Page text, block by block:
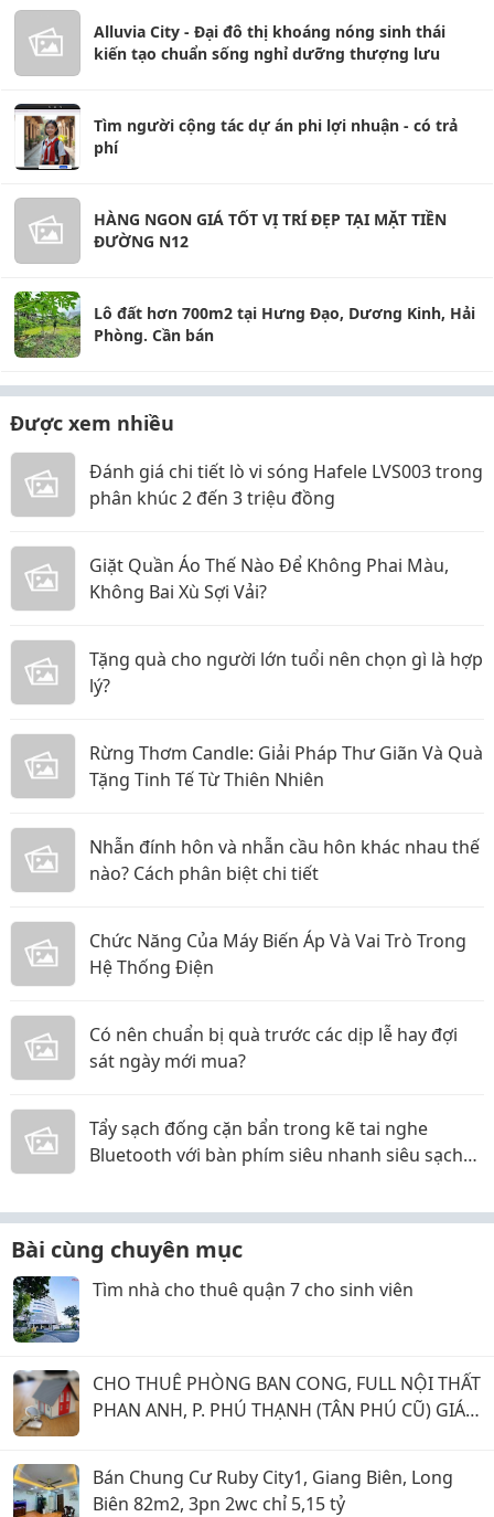
Alluvia City - Đại đô thị khoáng nóng sinh thái
kiến tạo chuẩn sống nghỉ dưỡng thượng lưu
Tìm người cộng tác dự án phi lợi nhuận - có trả
phí
HÀNG NGON GIÁ TỐT VỊ TRÍ ĐẸP TẠI MẶT TIỀN
ĐƯỜNG N12
Lô đất hơn 700m2 tại Hưng Đạo, Dương Kinh, Hải
Phòng. Cần bán
Được xem nhiều
Đánh giá chi tiết lò vi sóng Hafele LVS003 trong
phân khúc 2 đến 3 triệu đồng
Giặt Quần Áo Thế Nào Để Không Phai Màu,
Không Bai Xù Sợi Vải?
Tặng quà cho người lớn tuổi nên chọn gì là hợp
lý?
Rừng Thơm Candle: Giải Pháp Thư Giãn Và Quà
Tặng Tinh Tế Từ Thiên Nhiên
Nhẫn đính hôn và nhẫn cầu hôn khác nhau thế
nào? Cách phân biệt chi tiết
Chức Năng Của Máy Biến Áp Và Vai Trò Trong
Hệ Thống Điện
Có nên chuẩn bị quà trước các dịp lễ hay đợi
sát ngày mới mua?
Tẩy sạch đống cặn bẩn trong kẽ tai nghe
Bluetooth với bàn phím siêu nhanh siêu sạch
Bài cùng chuyên mục
Tìm nhà cho thuê quận 7 cho sinh viên
CHO THUÊ PHÒNG BAN CONG, FULL NỘI THẤT
PHAN ANH, P. PHÚ THẠNH (TÂN PHÚ CŨ) GIÁ 5
Bán Chung Cư Ruby City1, Giang Biên, Long
Biên 82m2, 3pn 2wc chỉ 5,15 tỷ